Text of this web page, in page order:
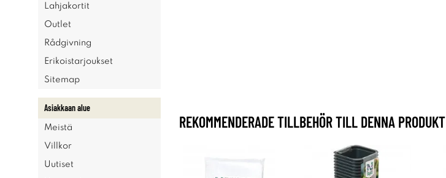
Lahjakortit
Outlet
Rådgivning
Erikoistarjoukset
Sitemap
Asiakkaan alue
Meistä
Villkor
Uutiset
REKOMMENDERADE TILLBEHÖR TILL DENNA PRODUKT